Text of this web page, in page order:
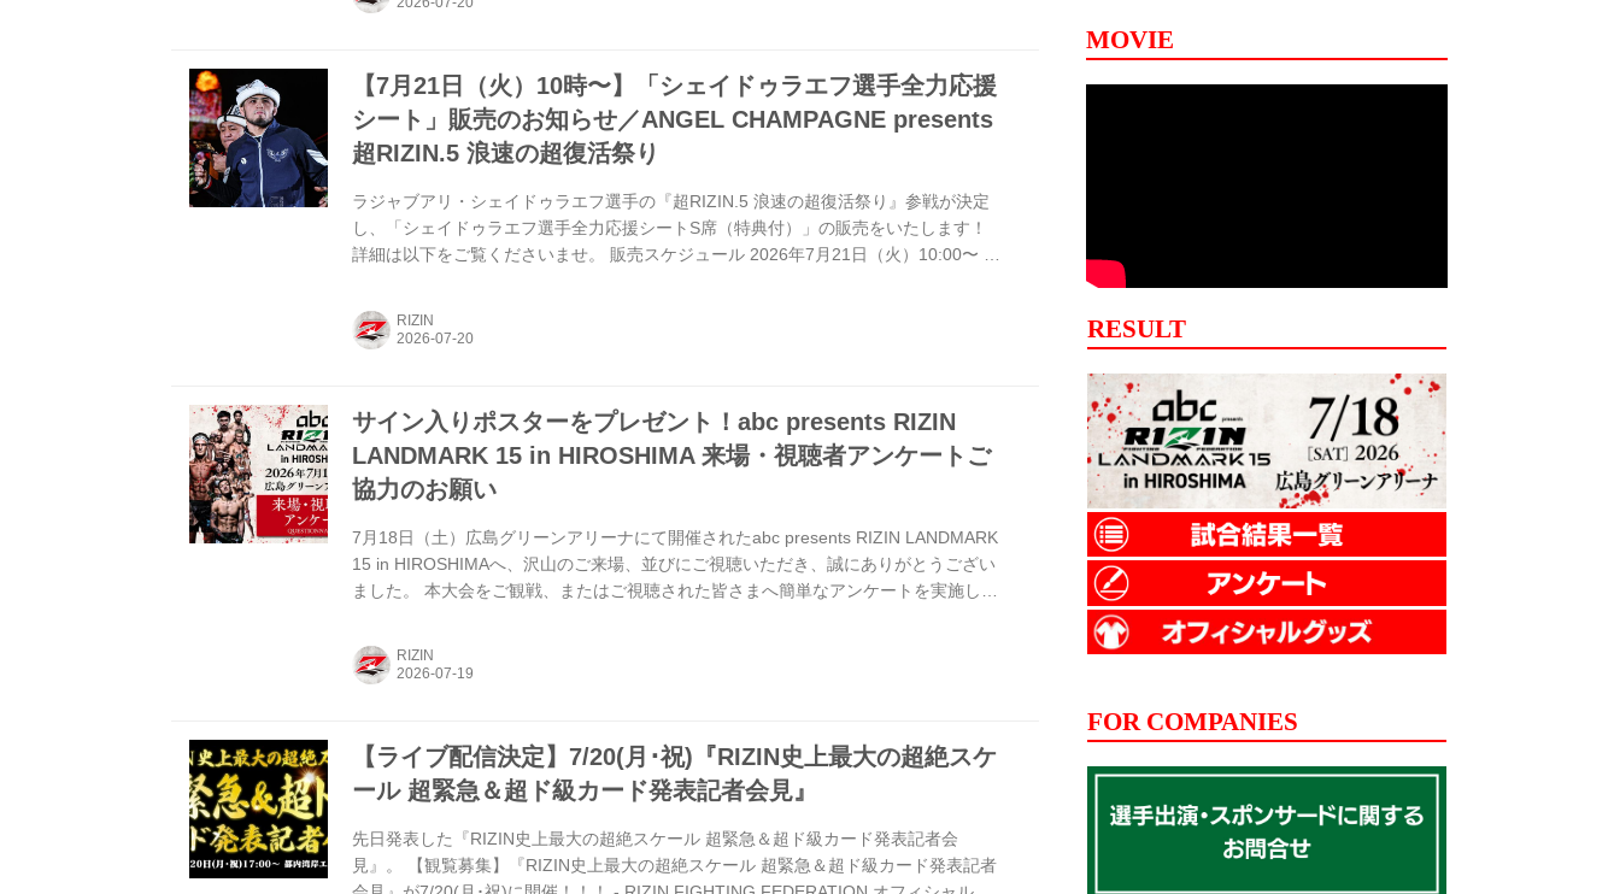
【7月21日（火）10時〜】「シェイドゥラエフ選手全力応援
シート」販売のお知らせ／ANGEL CHAMPAGNE presents
超RIZIN.5 浪速の超復活祭り
ラジャブアリ・シェイドゥラエフ選手の『超RIZIN.5 浪速の超復活祭り』参戦が決定
し、「シェイドゥラエフ選手全力応援シートS席（特典付）」の販売をいたします！
詳細は以下をご覧くださいませ。 販売スケジュール 2026年7月21日（火）10:00〜 券
シェイドゥラエフ選手バトルヘッド 席割図（イメージ） 「シェイドゥラエフ選手全力
応援シートS席（特典付）」は各選手復活応援シートS席と同様の席割になります。 注
RIZIN
サイン入りポスターをプレゼント！abc presents RIZIN
LANDMARK 15 in HIROSHIMA 来場・視聴者アンケートご
協力のお願い
7月18日（土）広島グリーンアリーナにて開催されたabc presents RIZIN LANDMARK
15 in HIROSHIMAへ、沢山のご来場、並びにご視聴いただき、誠にありがとうござい
ました。 本大会をご観戦、またはご視聴された皆さまへ簡単なアンケートを実施して
ト 概要 アンケートをご記入いただいた方の中から抽選で3名様に「abc presents
RIZIN LANDMARK 15 in HIROSHIMA 出場選手サイン入りポスター」をプレゼント致
RIZIN
【ライブ配信決定】7/20(月･祝)『RIZIN史上最大の超絶スケ
ール 超緊急＆超ド級カード発表記者会見』
先日発表した『RIZIN史上最大の超絶スケール 超緊急＆超ド級カード発表記者会
見』。 【観覧募集】『RIZIN史上最大の超絶スケール 超緊急＆超ド級カード発表記者
MOVIE
RESULT
FOR COMPANIES